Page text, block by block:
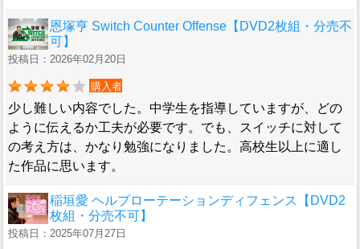
恩塚亨 Switch Counter Offense【DVD2枚組・分売不
可】
投稿日：2026年02月20日
購入者
少し難しい内容でした。中学生を指導していますが、どの
ように伝えるか工夫が必要です。でも、スイッチに対して
の考え方は、かなり勉強になりました。高校生以上に適し
た作品に思います。
稲垣愛 ヘルプローテーションディフェンス【DVD2
枚組・分売不可】
投稿日：2025年07月27日